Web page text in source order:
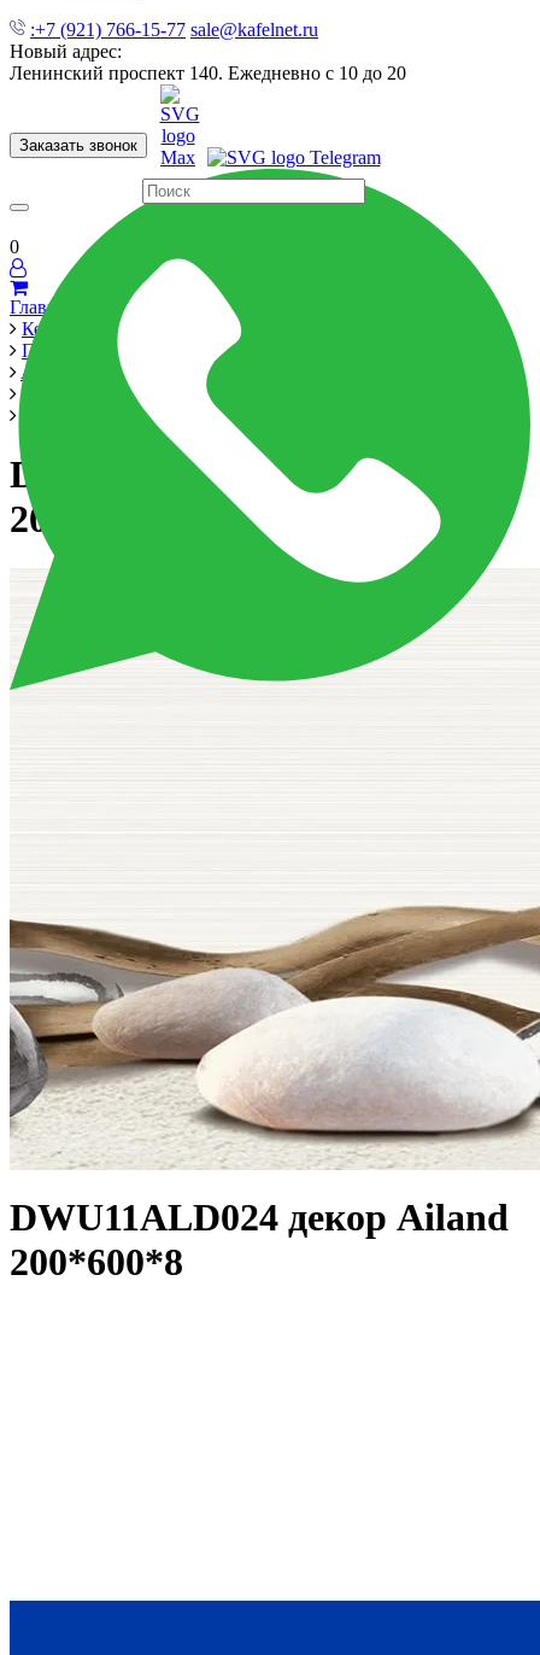
:+7 (921) 766-15-77 sale@kafelnet.ru
Новый адрес:
Ленинский проспект 140. Ежедневно с 10 до 20
Заказать звонок
60x120 60x60 Для ванной Для кухни
0
Главная
Керамика
Производители
Alma Ceramica
Ailand 200x600
DWU11ALD024 декор Ailand 200*600*8
DWU11ALD024 декор Ailand
200*600*8
DWU11ALD024 декор Ailand
200*600*8